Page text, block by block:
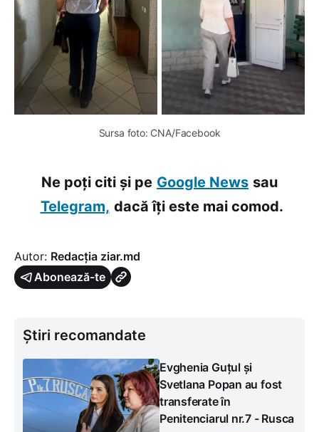
Sursa foto: CNA/Facebook
Ne poți citi și pe Google News sau
Telegram, dacă îți este mai comod.
Autor: Redacția ziar.md
Abonează-te
Știri recomandate
Evghenia Guțul și
Svetlana Popan au fost
transferate în
Penitenciarul nr.7 - Rusca